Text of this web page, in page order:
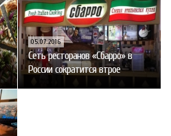
05.07.2016
Сеть ресторанов «Сбарро» в
России сократится втрое